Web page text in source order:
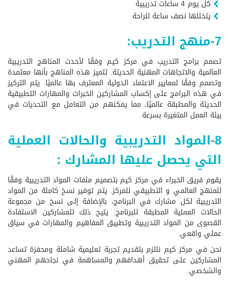
كل يوم 4 ساعات تدريبية
يتخللها نصف ساعة للراحة
7-منهج التدريب:
تصمم برامج التدريب في مركز كيم وفقًا لأحدث المناهج التدريبية
العالمية والاتجاهات المهنية الحديثة. تتميز هذه المناهج بأنها معتمدة
وتصمم وفقًا لمعايير الاعتماد الدولية المعترف بها عالميًا. يتم التركيز
في هذه البرامج على إكساب المشاركين الخبرات والمهارات التطبيقية
الحديثة والمطبقة عالميًا، مما يمكنهم من التعامل مع التحديات في
بيئة العمل المتغيرة بسرعة.
8-المواد التدريبية والحالات العملية
التي يحصل عليها المشارك :
يقوم فريق الخبراء في مركز كيم بتصميم ملفات المواد التدريبية وفقًا
للمنهج العالمي و التطبيقي للمركز. يتم توفير نسخ كاملة من المواد
التدريبية لكل مشارك في البرنامج، بالإضافة إلى نسخ من مجموعة
الحالات العملية المطبقة للبرنامج. يتيح ذلك للمشاركين الاستفادة
القصوى من المواد التدريبية وتطبيق المفاهيم والمهارات في سياق
عملي واقعي.
نحن في مركز كيم نلتزم بتقديم تجربة تعليمية شاملة ومحفزة تساعد
المشاركين على تحقيق أهدافهم والمساهمة في نجاحهم المهني
والشخصي.